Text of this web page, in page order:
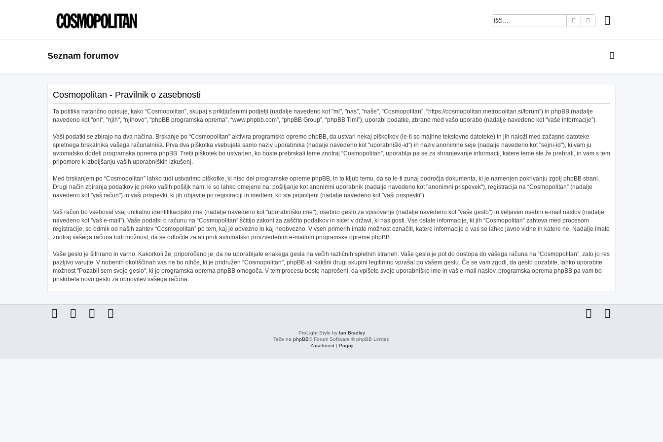
IskanjeNapredno iskanje
Seznam forumov
Cosmopolitan - Pravilnik o zasebnosti
Ta politika natančno opisuje, kako “Cosmopolitan”, skupaj s priključenimi podjetji (nadalje navedeno kot "mi", "nas", "naše", “Cosmopolitan”, “https://cosmopolitan.metropolitan.si/forum”) in phpBB (nadalje
navedeno kot "oni", "njih", "njihovo", "phpBB programska oprema", “www.phpbb.com”, “phpBB Group”, “phpBB Timi”), uporabi podatke, zbrane med vašo uporabo (nadalje navedeno kot "vaše informacije”).
Vaši podatki se zbirajo na dva načina. Brskanje po “Cosmopolitan” aktivira programsko opremo phpBB, da ustvari nekaj piškotkov (le-ti so majhne tekstovne datoteke) in jih naloži med začasne datoteke
spletnega brskalnika vašega računalnika. Prva dva piškotka vsebujeta samo naziv uporabnika (nadalje navedeno kot "uporabniški-id") in naziv anonimne seje (nadalje navedeno kot "sejni-id"), ki vam ju
avtomatsko dodeli programska oprema phpBB. Tretji piškotek bo ustvarjen, ko boste prebrskali teme znotraj “Cosmopolitan”, uporablja pa se za shranjevanje informacij, katere teme ste že prebrali, in vam s tem
pripomore k izboljšanju vaših uporabniških izkušenj.
Med brskanjem po “Cosmopolitan” lahko tudi ustvarimo piškotke, ki niso del programske opreme phpBB, in to kljub temu, da so le-ti zunaj področja dokumenta, ki je namenjen pokrivanju zgolj phpBB strani.
Drugi način zbiranja podatkov je preko vaših pošiljk nam, ki so lahko omejene na: pošiljanje kot anonimni uporabnik (nadalje navedeno kot "anonimni prispevek"), registracija na “Cosmopolitan” (nadalje
navedeno kot "vaš račun") in vaši prispevki, ki jih objavite po registraciji in medtem, ko ste prijavljeni (nadalje navedeno kot "vaši prispevki").
Vaš račun bo vseboval vsaj unikatno identifikacijsko ime (nadalje navedeno kot "uporabniško ime"), osebno geslo za vpisovanje (nadalje navedeno kot "vaše geslo") in veljaven osebni e-mail naslov (nadalje
navedeno kot "vaš e-mail"). Vaše podatki o računu na “Cosmopolitan” ščitijo zakoni za zaščito podatkov in sicer v državi, ki nas gosti. Vse ostale informacije, ki jih “Cosmopolitan” zahteva med procesom
registracije, so odmik od naših zahtev “Cosmopolitan” po tem, kaj je obvezno in kaj neobvezno. V vseh primerih imate možnost označiti, katere informacije o vas so lahko javno vidne in katere ne. Nadalje imate
znotraj vašega računa tudi možnost, da se odločite za ali proti avtomatsko proizvedenim e-mailom programske opreme phpBB.
Vaše geslo je šifrirano in varno. Kakorkoli že, priporočeno je, da ne uporabljate enakega gesla na večih različnih spletnih straneh. Vaše geslo je pot do dostopa do vašega računa na “Cosmopolitan”, zato jo res
pazljivo varujte. V nobenih okoliščinah vas ne bo nihče, ki je pridružen “Cosmopolitan”, phpBB ali kakšni drugi skupini legitimno vprašal po vašem geslu. Če se vam zgodi, da geslo pozabite, lahko uporabite
možnost "Pozabil sem svoje geslo", ki jo programska oprema phpBB omogoča. V tem procesu boste naprošeni, da vpišete svoje uporabniško ime in vaš e-mail naslov, programska oprema phpBB pa vam bo
priskrbela novo geslo za obnovitev vašega računa.
ProLight Style by Ian Bradley
Teče na phpBB® Forum Software © phpBB Limited
Zasebnost| Pogoji